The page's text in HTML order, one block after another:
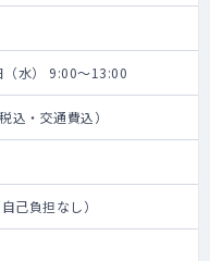
水） 9:00～13:00
込・交通費込）
己負担なし）